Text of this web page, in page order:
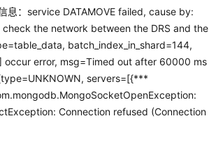
息：service DATAMOVE failed, cause by:
the network between the DRS and the
batch_index_in_shard=144,
error, msg=Timed out after 60000 ms
servers=[{***
Connection refused (Connection